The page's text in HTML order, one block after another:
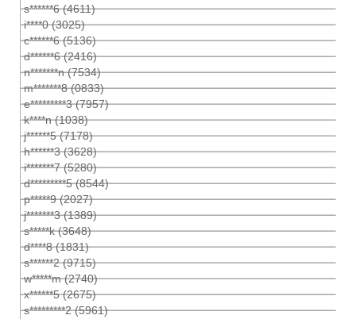
s******6 (4611)
i****0 (3025)
c******6 (5136)
d******6 (2416)
n*******n (7534)
m*******8 (0833)
e*********3 (7957)
k****n (1038)
j******5 (7178)
h******3 (3628)
i*******7 (5280)
d*********5 (8544)
p*****9 (2027)
j*******3 (1389)
s*****k (3648)
d****8 (1831)
s******2 (9715)
w*****m (2740)
x******5 (2675)
s*********2 (5961)